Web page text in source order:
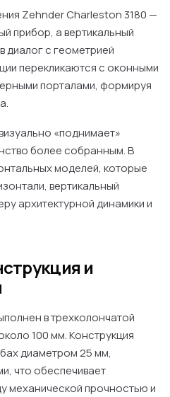
Zehnder Charleston 3180 —
прибор, а вертикальный
диалог с геометрией
перекликаются с оконными
порталами, формируя
«поднимает»
более собранным. В
моделей, которые
вертикальный
архитектурной динамики и
и
в трехколончатой
100 мм. Конструкция
диаметром 25 мм,
что обеспечивает
механической прочностью и